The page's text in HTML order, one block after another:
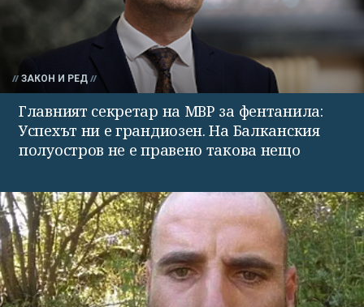
ЗАКОН И РЕД
Главният секретар на МВР за фентанила:
Успехът ни е грандиозен. На Балканския
полуостров не е правено такова нещо